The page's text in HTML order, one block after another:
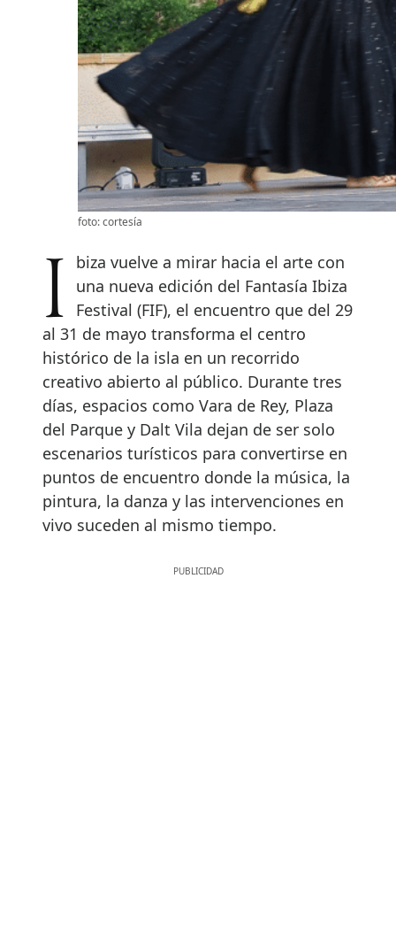
foto: cortesía
Ibiza vuelve a mirar hacia el arte con
una nueva edición del Fantasía Ibiza
Festival (FIF), el encuentro que del 29
al 31 de mayo transforma el centro
histórico de la isla en un recorrido
creativo abierto al público. Durante tres
días, espacios como Vara de Rey, Plaza
del Parque y Dalt Vila dejan de ser solo
escenarios turísticos para convertirse en
puntos de encuentro donde la música, la
pintura, la danza y las intervenciones en
vivo suceden al mismo tiempo.